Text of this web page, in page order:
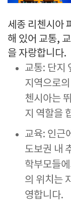
세종 리첸시아
해 있어 교통,
을 자랑합니다.
교통: 단지
지역으로
첸시아는
지 역할을
교육: 인근
도보권 내
학부모들
의 위치는
영합니다.